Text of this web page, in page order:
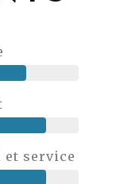
et service